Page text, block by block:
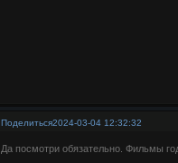
Поделиться2024-03-04 12:32:32
Да посмотри обязательно. Фильмы